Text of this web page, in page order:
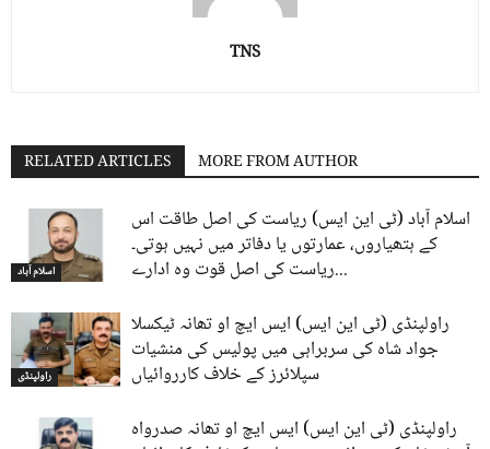
TNS
RELATED ARTICLES MORE FROM AUTHOR
اسلام آباد
اسلام آباد (ٹی این ایس) ریاست کی اصل طاقت اس
کے ہتھیاروں، عمارتوں یا دفاتر میں نہیں ہوتی۔
ریاست کی اصل قوت وہ ادارے...
راولپنڈی
راولپنڈی (ٹی این ایس) ایس ایچ او تھانہ ٹیکسلا
جواد شاہ کی سربراہی میں پولیس کی منشیات
سپلائرز کے خلاف کارروائیاں
راولپنڈی (ٹی این ایس) ایس ایچ او تھانہ صدرواہ